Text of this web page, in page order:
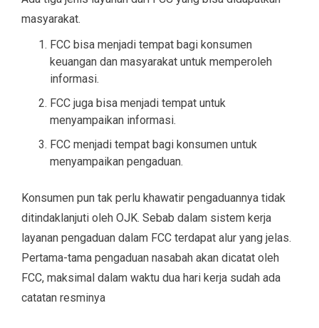
masyarakat.
FCC bisa menjadi tempat bagi konsumen
keuangan dan masyarakat untuk memperoleh
informasi.
FCC juga bisa menjadi tempat untuk
menyampaikan informasi.
FCC menjadi tempat bagi konsumen untuk
menyampaikan pengaduan.
Konsumen pun tak perlu khawatir pengaduannya tidak
ditindaklanjuti oleh OJK. Sebab dalam sistem kerja
layanan pengaduan dalam FCC terdapat alur yang jelas.
Pertama-tama pengaduan nasabah akan dicatat oleh
FCC, maksimal dalam waktu dua hari kerja sudah ada
catatan resminya